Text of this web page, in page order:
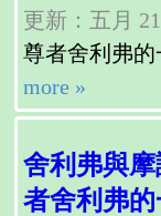
更新：五月
尊者舍利弗的
more »
舍利弗與
者舍利弗